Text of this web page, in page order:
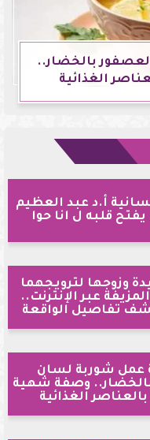
بالخضار..
الغذائية
أ.د عبد العظيم
قلبه ل انا حوا
وزوجها لترويجهما
عبر الإنترنت..
تفاصيل الواقعة
عمل شوربة لسان
وصفة شهية
الغذائية